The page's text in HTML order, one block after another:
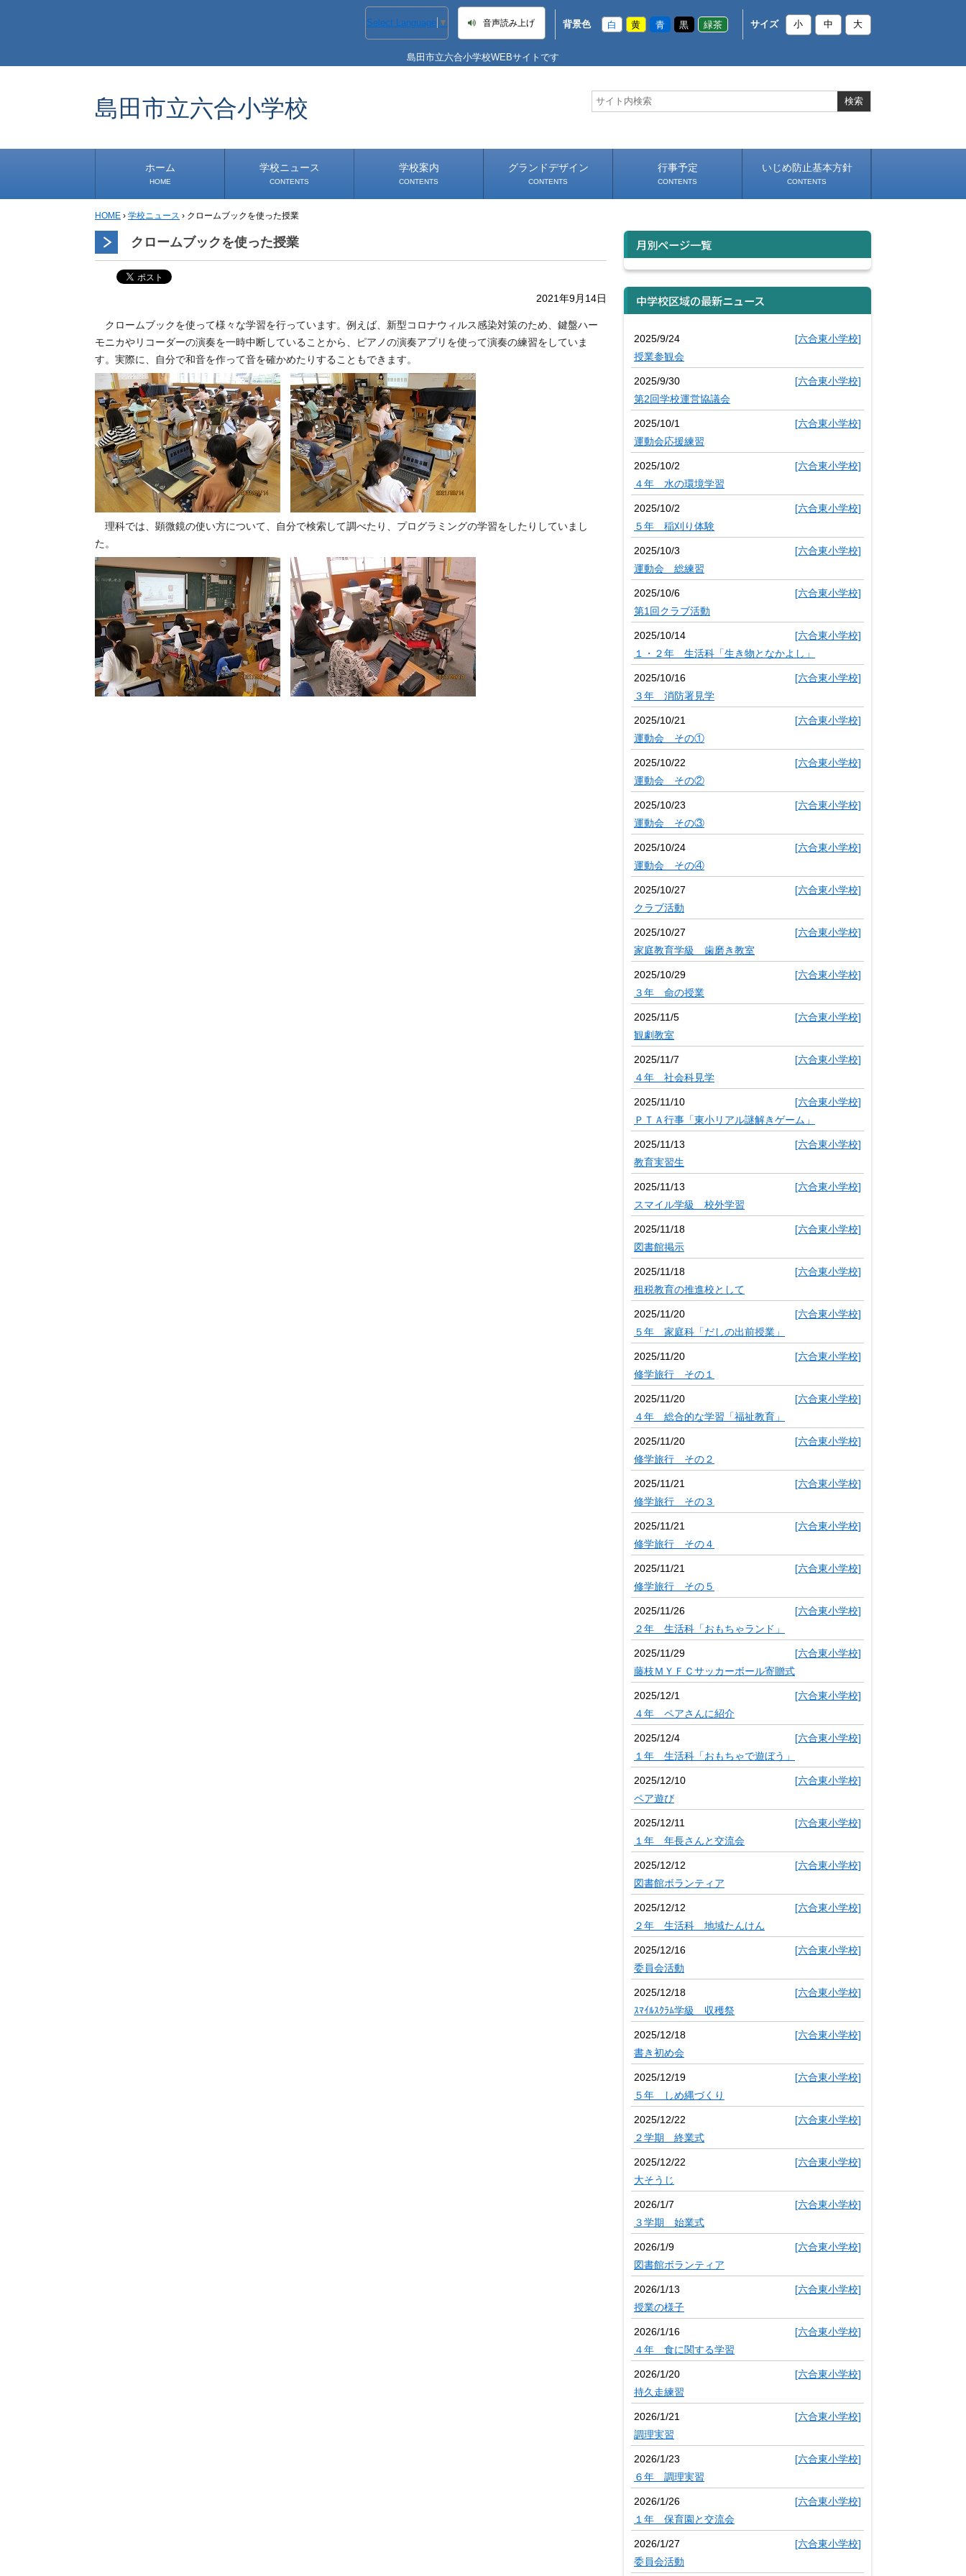
Select Language ▼ 音声読み上げ 背景色 白 黄 青 黒 緑茶 サイズ 小 中 大
島田市立六合小学校WEBサイトです
島田市立六合小学校
ホーム
HOME
学校ニュース
CONTENTS
学校から
安心・安全
1年生
2年生
3年生
4年生
5年生
6年生
事務・保健室から
児童会・部活から
研修
小中連携事業
道徳教育推進事業
学校案内
CONTENTS
グランドデザイン
CONTENTS
行事予定
CONTENTS
いじめ防止基本方針
CONTENTS
HOME › 学校ニュース › クロームブックを使った授業
クロームブックを使った授業
2021年9月14日
クロームブックを使って様々な学習を行っています。例えば、新型コロナウィルス感染対策のため、鍵盤ハー
モニカやリコーダーの演奏を一時中断していることから、ピアノの演奏アプリを使って演奏の練習をしていま
す。実際に、自分で和音を作って音を確かめたりすることもできます。
理科では、顕微鏡の使い方について、自分で検索して調べたり、プログラミングの学習をしたりしていまし
た。
月別ページ一覧
中学校区域の最新ニュース
2025/9/24
[六合東小学校]
授業参観会
2025/9/30
[六合東小学校]
第2回学校運営協議会
2025/10/1
[六合東小学校]
運動会応援練習
2025/10/2
[六合東小学校]
４年 水の環境学習
2025/10/2
[六合東小学校]
５年 稲刈り体験
2025/10/3
[六合東小学校]
運動会 総練習
2025/10/6
[六合東小学校]
第1回クラブ活動
2025/10/14
[六合東小学校]
１・２年 生活科「生き物となかよし」
2025/10/16
[六合東小学校]
３年 消防署見学
2025/10/21
[六合東小学校]
運動会 その①
2025/10/22
[六合東小学校]
運動会 その②
2025/10/23
[六合東小学校]
運動会 その③
2025/10/24
[六合東小学校]
運動会 その④
2025/10/27
[六合東小学校]
クラブ活動
2025/10/27
[六合東小学校]
家庭教育学級 歯磨き教室
2025/10/29
[六合東小学校]
３年 命の授業
2025/11/5
[六合東小学校]
観劇教室
2025/11/7
[六合東小学校]
４年 社会科見学
2025/11/10
[六合東小学校]
ＰＴＡ行事「東小リアル謎解きゲーム」
2025/11/13
[六合東小学校]
教育実習生
2025/11/13
[六合東小学校]
スマイル学級 校外学習
2025/11/18
[六合東小学校]
図書館掲示
2025/11/18
[六合東小学校]
租税教育の推進校として
2025/11/20
[六合東小学校]
５年 家庭科「だしの出前授業」
2025/11/20
[六合東小学校]
修学旅行 その１
2025/11/20
[六合東小学校]
４年 総合的な学習「福祉教育」
2025/11/20
[六合東小学校]
修学旅行 その２
2025/11/21
[六合東小学校]
修学旅行 その３
2025/11/21
[六合東小学校]
修学旅行 その４
2025/11/21
[六合東小学校]
修学旅行 その５
2025/11/26
[六合東小学校]
２年 生活科「おもちゃランド」
2025/11/29
[六合東小学校]
藤枝ＭＹＦＣサッカーボール寄贈式
2025/12/1
[六合東小学校]
４年 ペアさんに紹介
2025/12/4
[六合東小学校]
１年 生活科「おもちゃで遊ぼう」
2025/12/10
[六合東小学校]
ペア遊び
2025/12/11
[六合東小学校]
１年 年長さんと交流会
2025/12/12
[六合東小学校]
図書館ボランティア
2025/12/12
[六合東小学校]
２年 生活科 地域たんけん
2025/12/16
[六合東小学校]
委員会活動
2025/12/18
[六合東小学校]
ｽﾏｲﾙｽｸﾗﾑ学級 収穫祭
2025/12/18
[六合東小学校]
書き初め会
2025/12/19
[六合東小学校]
５年 しめ縄づくり
2025/12/22
[六合東小学校]
２学期 終業式
2025/12/22
[六合東小学校]
大そうじ
2026/1/7
[六合東小学校]
３学期 始業式
2026/1/9
[六合東小学校]
図書館ボランティア
2026/1/13
[六合東小学校]
授業の様子
2026/1/16
[六合東小学校]
４年 食に関する学習
2026/1/20
[六合東小学校]
持久走練習
2026/1/21
[六合東小学校]
調理実習
2026/1/23
[六合東小学校]
６年 調理実習
2026/1/26
[六合東小学校]
１年 保育園と交流会
2026/1/27
[六合東小学校]
委員会活動